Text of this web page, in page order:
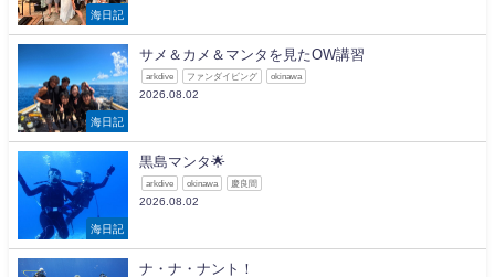
海日記
海日記
サメ＆カメ＆マンタを見たOW講習
arkdive ファンダイビング okinawa
2026.08.02
海日記
黒島マンタ🌟
arkdive okinawa 慶良間
2026.08.02
ナ・ナ・ナント！